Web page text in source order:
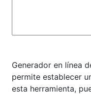
Generador en línea
permite establecer
esta herramienta,